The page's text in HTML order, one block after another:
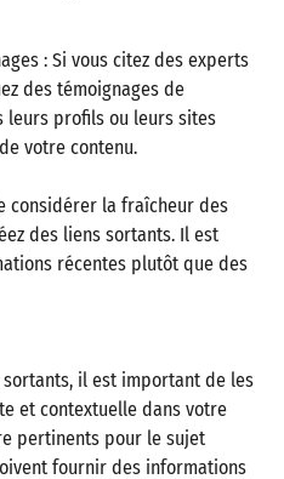
: Si vous citez des experts
des témoignages de
leurs profils ou leurs sites
votre contenu.
considérer la fraîcheur des
des liens sortants. Il est
récentes plutôt que des
il est important de les
et contextuelle dans votre
pertinents pour le sujet
fournir des informations